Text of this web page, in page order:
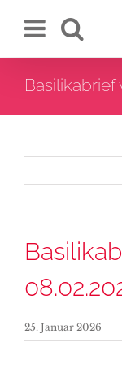
Inhalt
Basilikabrief
25. Januar 2026